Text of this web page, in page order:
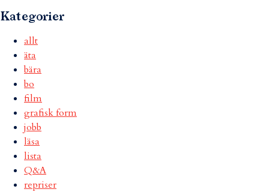
Kategorier
allt
äta
bära
bo
film
grafisk form
jobb
läsa
lista
Q&A
repriser